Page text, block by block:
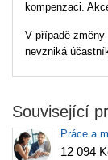
kompenzaci.
V případě
nevzniká
Související
Práce a
12 094